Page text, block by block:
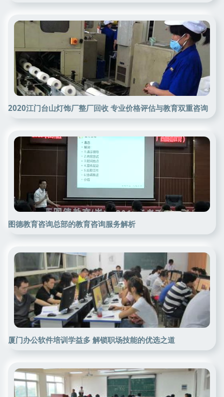
2020江门台山灯饰厂整厂回收 专业价格评估与教育双重咨询
图德教育咨询总部的教育咨询服务解析
厦门办公软件培训学益多 解锁职场技能的优选之道